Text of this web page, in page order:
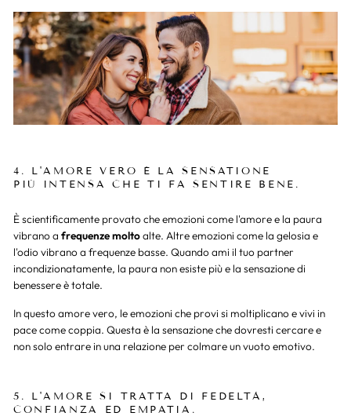
4. L'AMORE VERO È LA SENSATIONE
PIÙ INTENSA CHE TI FA SENTIRE BENE.
È scientificamente provato che emozioni come l'amore e la paura
vibrano a frequenze moltoalte. Altre emozioni come la gelosia e
l'odio vibrano a frequenze basse. Quando ami il tuo partner
incondizionatamente, la paura non esiste più e la sensazione di
benessere è totale.
In questo amore vero, le emozioni che provi si moltiplicano e vivi in
pace come coppia. Questa è la sensazione che dovresti cercare e
non solo entrare in una relazione per colmare un vuoto emotivo.
5. L'AMORE SI TRATTA DI FEDELTÀ,
CONFIANZA ED EMPATIA.